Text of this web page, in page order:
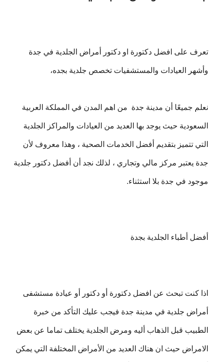
تعرف على افضل دكتورة او دكتور أمراض الجلدية في جدة
وأشهر العيادات والمستشفيات تخصص جلدية بجده،
نعلم جميعًا أن مدينة جدة من اهم المدن في المملكة العربية
السعودية حيث يوجد بها العديد من العيادات والمراكز الجلدية
التي تتميز بتقديم أفضل الخدمات الصحية ، وهذا معروف لأن
جدة يعتبر مركز مالي وتجاري ، لذلك نجد أن أفضل دكتور جلدية
موجود في جدة بلا استثناء.
أفضل أطباء الجلدية بجدة
اذا كنت تبحث عن افضل دكتورة أو دكتور أو عيادة مستشفى
أمراض جلدية في مدينة جدة فيجب عليك التأكد من خبرة
الطبيب قبل الذهاب أليه ومرض الجلدية يختلف تماما عن بعض
الامراض حيث ان هناك العديد من الأمراض المختلفة التي يمكن